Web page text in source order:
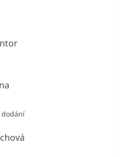
je 5 z 5 hvězdiček.
je 5 z 5 hvězdiček.
je 5 z 5 hvězdiček.
dodání
je 5 z 5 hvězdiček.